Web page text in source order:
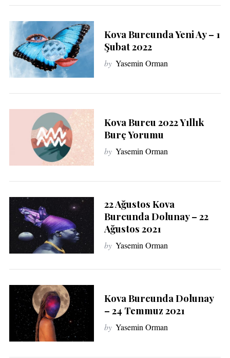
Kova Burcunda Yeni Ay – 1
Şubat 2022
by Yasemin Orman
Kova Burcu 2022 Yıllık
Burç Yorumu
by Yasemin Orman
22 Ağustos Kova
Burcunda Dolunay – 22
Ağustos 2021
by Yasemin Orman
Kova Burcunda Dolunay
– 24 Temmuz 2021
by Yasemin Orman